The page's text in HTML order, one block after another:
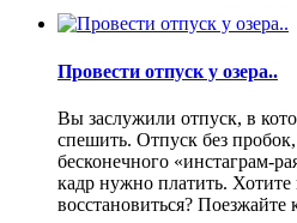
Провести отпуск у озера..
Вы заслужили отпуск, в
спешить. Отпуск без
бесконечного «инстаграм-
кадр нужно платить.
восстановиться? Поезжайте